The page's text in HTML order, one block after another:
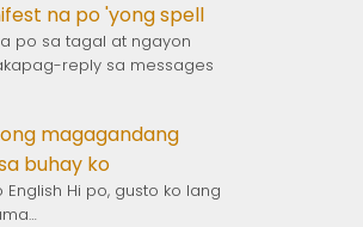
na po 'yong spell
po sa tagal at ngayon
reply sa messages
magagandang
buhay ko
English Hi po, gusto ko lang